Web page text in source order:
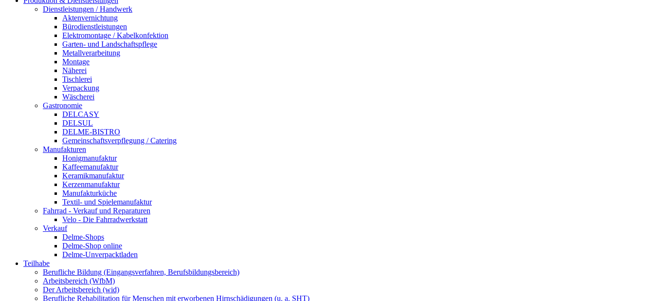
Dienstleistungen / Handwerk
Aktenvernichtung
Bürodienstleistungen
Elektromontage / Kabelkonfektion
Garten- und Landschaftspflege
Metallverarbeitung
Montage
Näherei
Tischlerei
Verpackung
Wäscherei
Gastronomie
DELCASY
DELSUL
DELME-BISTRO
Gemeinschaftsverpflegung / Catering
Manufakturen
Honigmanufaktur
Kaffeemanufaktur
Keramikmanufaktur
Kerzenmanufaktur
Manufakturküche
Textil- und Spielemanufaktur
Fahrrad - Verkauf und Reparaturen
Velo - Die Fahrradwerkstatt
Verkauf
Delme-Shops
Delme-Shop online
Delme-Unverpacktladen
Teilhabe
Berufliche Bildung (Eingangsverfahren, Berufsbildungsbereich)
Arbeitsbereich (WfbM)
Der Arbeitsbereich (wid)
Berufliche Rehabilitation für Menschen mit erworbenen Hirnschädigungen (u. a. SHT)